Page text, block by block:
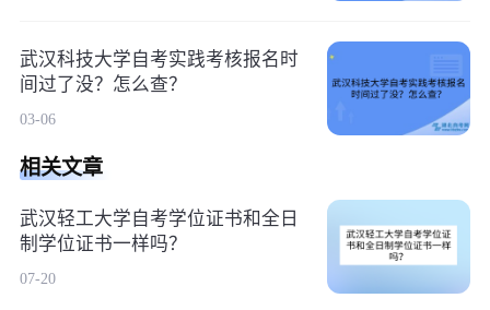
武汉科技大学自考实践考核报名时
间过了没？怎么查？
03-06
相关文章
武汉轻工大学自考学位证书和全日
制学位证书一样吗？
07-20